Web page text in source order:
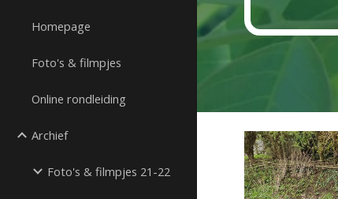
Homepage
Foto's & filmpjes
Online rondleiding
Archief
Foto's & filmpjes 21-22